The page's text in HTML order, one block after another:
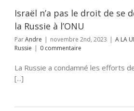
Israël n’a pas le droit de se
la Russie à l’ONU
ParAndre | novembre 2nd, 2023 | A LA
Russie | 0 commentaire
La Russie a condamné les efforts
[...]